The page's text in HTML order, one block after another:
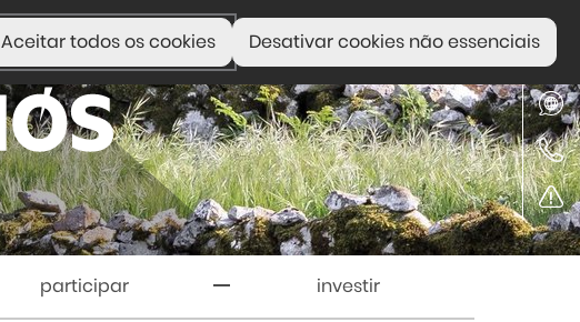
Aceitar todos os cookies Desativar cookies não essenciais
participar investir